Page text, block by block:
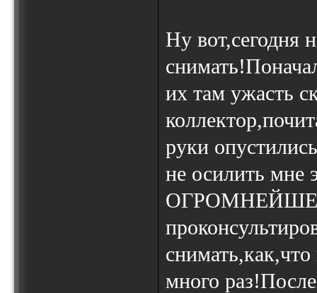
Ну вот,сегодня
их там ужасть
руки
не осилить мне
ОГРОМНЕЙШЕЕ
много